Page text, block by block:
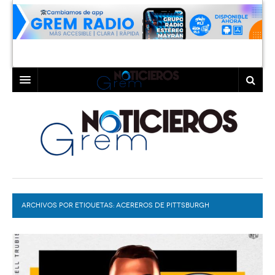
LAGUNA
TORREÓN
GÓMEZ PALACIO
LERDO
COAHUILA
DURANGO
DEPORTES
ARCHIVOS POR ETIQUETAS: ACEREROS DE PITTSBURGH